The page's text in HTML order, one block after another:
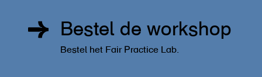
Bestel de workshop
Bestel het Fair Practice Lab.